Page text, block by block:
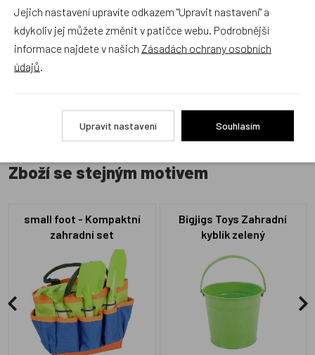
Produkt zatím nemá žádné hodnocení, buďte první, kdo
produkt ohodnotí!
Zboží se stejným motivem
small foot - Kompaktní
zahradní set
Bigjigs Toys Zahradní
kyblík zelený
Jejich nastavení upravíte odkazem "Upravit nastavení" a
kdykoliv jej můžete změnit v patičce webu. Podrobnější
informace najdete v našich Zásadách ochrany osobních
údajů
Upravit nastavení Souhlasím